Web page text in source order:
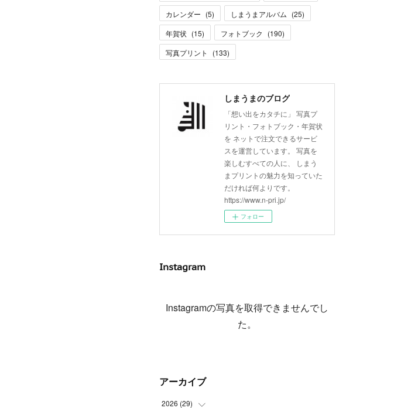
カレンダー (5) しまうまアルバム (25)
年賀状 (15) フォトブック (190)
写真プリント
(133)
しまうまのブログ
「想い出をカタチに」 写真プ
リント・フォトブック・年賀状
を ネットで注文できるサービ
スを運営しています。 写真を
楽しむすべての人に、 しまう
まプリントの魅力を知っていた
だければ何よりです。
https://www.n-pri.jp/
フォロー
Instagram
Instagramの写真を取得できませんでし
た。
アーカイブ
2026 (29)